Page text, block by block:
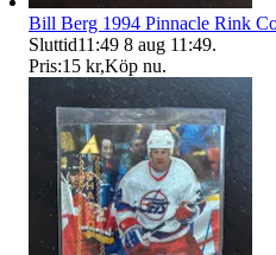
Bill Berg 1994 Pinnacle Rink
Sluttid11:49 8 aug 11:49.
Pris:15 kr,Köp nu.